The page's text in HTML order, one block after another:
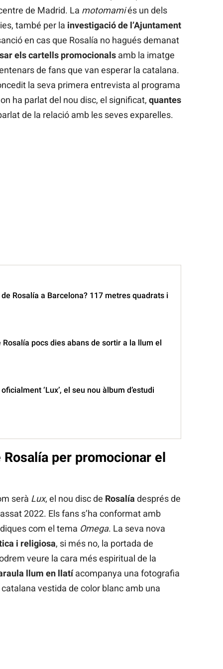
de Madrid. La motomamiés un dels
també per la investigació de l’Ajuntament
en cas que Rosalía no hagués demanat
els cartells promocionals amb la imatge
de fans que van esperar la catalana.
la seva primera entrevista al programa
ha parlat del nou disc, el significat, quantes
de la relació amb les seves exparelles.
Rosalía a Barcelona? 117 metres quadrats i
Rosalía pocs dies abans de sortir a la llum el
‘Lux’, el seu nou àlbum d’estudi
per promocionar el
serà Lux, el nou disc de Rosalía després de
2022. Els fans s’ha conformat amb
com el tema Omega. La seva nova
i religiosa, si més no, la portada de
veure la cara més espiritual de la
llum en llatíacompanya una fotografia
vestida de color blanc amb una